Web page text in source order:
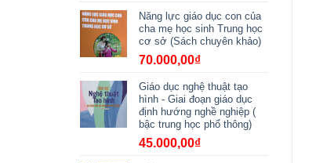
Năng lực giáo dục con của
cha mẹ học sinh Trung học
cơ sở (Sách chuyên khảo)
70.000,00₫
Giáo dục nghệ thuật tạo
hình - Giai đoạn giáo dục
định hướng nghề nghiệp (
bậc trung học phổ thông)
45.000,00₫